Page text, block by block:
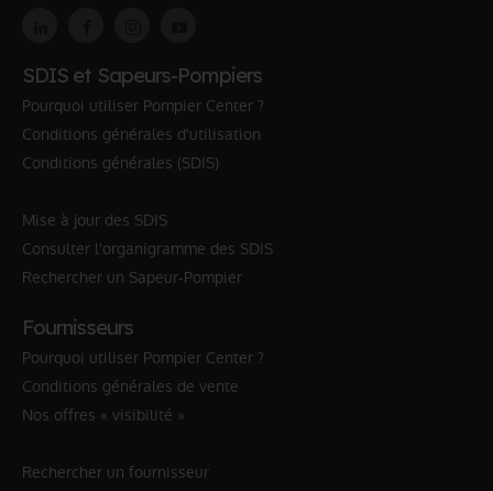
SDIS et Sapeurs-Pompiers
Pourquoi utiliser Pompier Center ?
Conditions générales d'utilisation
Conditions générales (SDIS)
Mise à jour des SDIS
Consulter l'organigramme des SDIS
Rechercher un Sapeur-Pompier
Fournisseurs
Pourquoi utiliser Pompier Center ?
Conditions générales de vente
Nos offres « visibilité »
Rechercher un fournisseur